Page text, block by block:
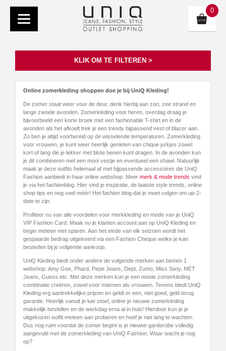
0
KLIK OM TE FILTEREN >
Online zomerkleding shoppen doe je bij UniQ Kleding!
De zomer staat weer voor de deur, denk hierbij aan zon, zee strand en
lange zwoele avonden. Zomerkleding voor heren, overdag draag je
bijvoorbeeld een korte broek met een fashionable T-shirt en in de
avonden als het afkoelt trek je een trendy bijpassend vest of blazer aan.
Zo ben je altijd voorbereid op de wisselende temperaturen. Zomerkleding
voor vrouwen, je kunt weer heerlijk genieten van chique jurkjes zowel
kort of lang die je lekker met blote benen kunt dragen. In de avonden kun
je dit combineren met een mooi vestje en eventueel een shawl. Natuurlijk
maak je deze outfits helemaal af met bijpassende accessoires die UniQ
Fashion aanbiedt in haar online webshop. Meer merk & mode trends vind
je via het fashionblog. Hier vind je inspiratie, de laatste style trends, online
shop tips en nog veel méér! Het fashion blog dat je moet volgen om up-2-
date te zijn.
Profiteer nu van alle voordelen voor merkkleding en mode van je UniQ
VIP Fashion Card. Maak nu je klanten account aan op UniQ Kleding en
begin meteen met sparen. Aan het einde van elk seizoen wordt het
gespaarde bedrag uitgekeerd via een Fashion Cheque welke je kan
besteden bij je volgende aankoop.
UniQ Kleding biedt onder andere de volgende merken aan binnen 1
webshop. Amy Gee, Phard, Pepe Jeans, Dept, Zumo, Miss Sixty, MET
Jeans, Guess etc. Met deze merken kun je een mooie zomerkleding
combinatie creëren, zowel voor mannen als vrouwen. Tevens biedt UniQ
Kleding erg aantrekkelijke prijzen en geldt er een, niet goed, geld terug
garantie. Heerlijk vanuit je luie stoel, online je nieuwe zomerkleding
makkelijk bestellen en de werkdag erna al in huis! Hierdoor kun je je
uitgekozen outfit meteen aan proberen en hoef je niet lang te wachten.
Dus nog ruim voordat de zomer begint is je nieuwe garderobe volledig
aangevuld met de zomerkleding van UniQ Fashion. Waar wacht je nog
op?